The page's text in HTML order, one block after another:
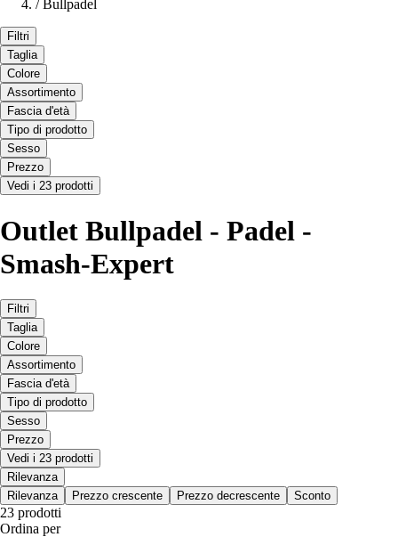
/ Bullpadel
Filtri
Taglia
Colore
Assortimento
Fascia d'età
Tipo di prodotto
Sesso
Prezzo
Vedi i 23 prodotti
Outlet Bullpadel - Padel -
Smash-Expert
Filtri
Taglia
Colore
Assortimento
Fascia d'età
Tipo di prodotto
Sesso
Prezzo
Vedi i 23 prodotti
Rilevanza
Rilevanza
Prezzo crescente Prezzo decrescente Sconto
23 prodotti
Ordina per